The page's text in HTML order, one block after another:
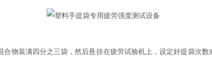
合物装满四分之三袋，然后悬挂在疲劳试验机上，设定好提袋次